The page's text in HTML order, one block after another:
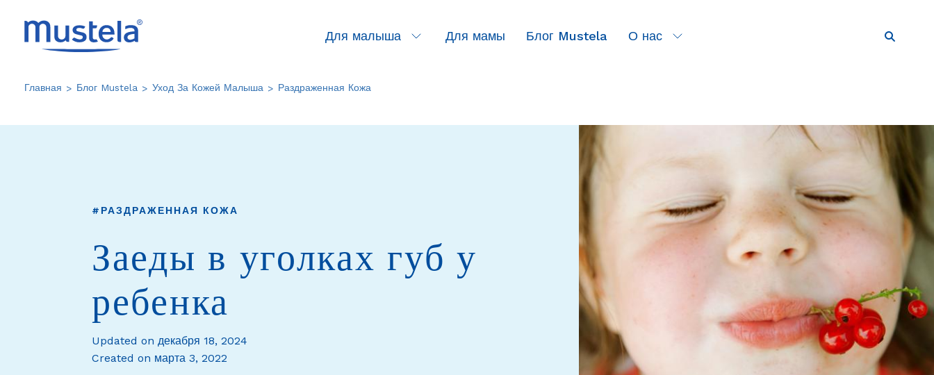
основному
содержанию
Для малыша Для мамы Блог Mustela О нас
a
Главная Блог Mustela Уход За Кожей Малыша Раздраженная Кожа
#РАЗДРАЖЕННАЯ КОЖА
Заеды в уголках губ у
ребенка
Updated on декабря 18, 2024
Created on марта 3, 2022